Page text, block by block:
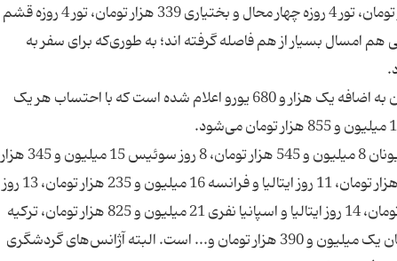
کرمانشاه 659 هزار تومان، تور 4 روزه گیلان و آستارا 549 هزار تومان، تور 4 روزه چهار محال و بختیاری 339 هزار تومان، تور 4 روزه قشم
هم امسال بسیار از هم فاصله گرفته اند؛ به طوری‌که برای سفر به
9 روز مالزی و سنگاپور برای هر نفر 2 میلیون و 455 هزار تومان به اضافه یک هزار و 680 یورو اعلام شده است که با احتساب هر یک
10 روز چین برای هر نفر 11 میلیون و 295 هزار تومان، 6 روز یونان 8 میلیون و 545 هزار تومان، 8 روز سوئیس 15 میلیون و 345 هزار
تومان، 13 روز دومینیکن، فرانسه و هلند 24 میلیون و 535 هزار تومان، 11 روز ایتالیا و فرانسه 16 میلیون و 235 هزار تومان، 13 روز
سفر دریایی با کشتی به اسپانیا نفری 15 میلیون و 525 هزار تومان، 14 روز ایتالیا و اسپانیا نفری 21 میلیون و 825 هزار تومان، ترکیه
حداقل نفری یک میلیون و 900 هزار تومان، 3شب در ارمنستان یک میلیون و 390 هزار تومان و... است. البته آژانس‌های گردشگری